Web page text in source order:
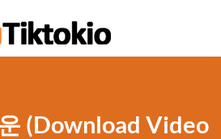
(Download Video